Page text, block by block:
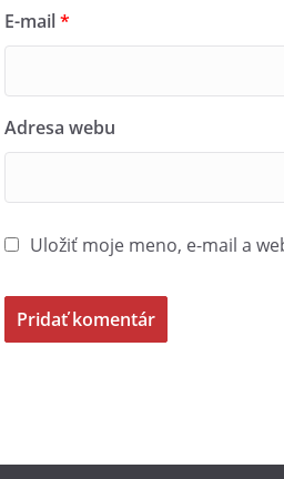
E-mail*
Adresa webu
Uložiť moje meno, e-mail a